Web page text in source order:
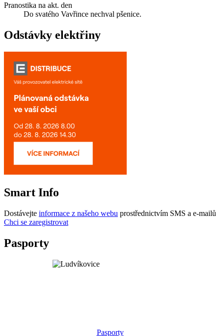
Pranostika na akt. den
Do svatého Vavřince nechval pšenice.
Odstávky elektřiny
Smart Info
Dostávejte informace z našeho webu prostřednictvím SMS a e-mailů
Chci se zaregistrovat
Pasporty
Pasporty